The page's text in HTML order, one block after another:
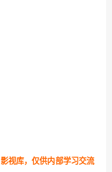
视库，仅供内部学习交流